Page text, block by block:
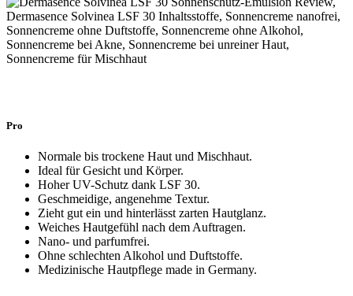
Pro
Normale bis trockene Haut und Mischhaut.
Ideal für Gesicht und Körper.
Hoher UV-Schutz dank LSF 30.
Geschmeidige, angenehme Textur.
Zieht gut ein und hinterlässt zarten Hautglanz.
Weiches Hautgefühl nach dem Auftragen.
Nano- und parfumfrei.
Ohne schlechten Alkohol und Duftstoffe.
Medizinische Hautpflege made in Germany.